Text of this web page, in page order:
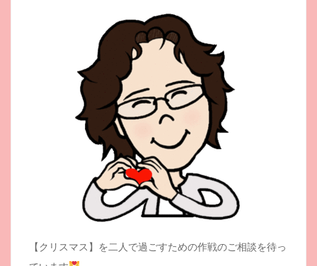
【クリスマス】を二人で過ごすための作戦のご相談を待っ